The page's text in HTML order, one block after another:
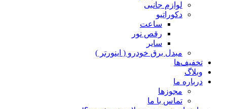
لوازم جانبی
دکوراتیو
ساعت
رقص نور
سایر
مبدل برق خودرو ( اینورتر )
تخفیف‌ها
وبلاگ
درباره ما
مجوزها
تماس با ما